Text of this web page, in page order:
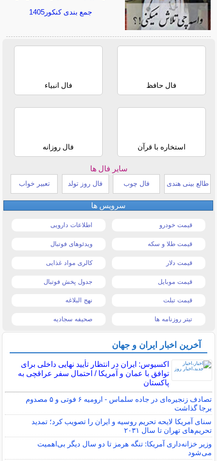
جمع بندی کنکور1405
فال حافظ فال انبیاء
استخاره با قرآن فال روزانه
سایر فال ها
طالع بینی هندی فال چوب فال روز تولد تعبیر خواب
سرویس ها
قیمت خودرو اطلاعات دارویی
قیمت طلا و سکه ویدئوهای فوتبال
قیمت دلار کالری مواد غذایی
قیمت موبایل جدول پخش فوتبال
قیمت تبلت نهج البلاغه
تیتر روزنامه ها صحیفه سجادیه
آخرین اخبار ایران و جهان
اکسیوس: ایران در انتظار تأیید نهایی داخلی برای
توافق با عمان و آمریکا / احتمال سفر عراقچی به
پاکستان
تصادف زنجیره‌ای در جاده سلماس - ارومیه ۶ فوتی و ۵ مصدوم
برجا گذاشت
سنای آمریکا لایحه تحریم روسیه و ایران را تصویب کرد؛ تمدید
تحریم‌های تهران تا سال ۲۰۳۱
وزیر خزانه‌داری آمریکا: تنگه هرمز تا دو سال دیگر بی‌اهمیت
می‌شود